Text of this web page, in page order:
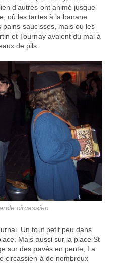
d’autres ont animé jusque
où les tartes à la banane
saucisses, mais où les
et Tournay avaient du mal à
de pils.
circassien
Un tout petit peu dans
Mais aussi sur la place St
sur des pavés en pente, La
circassien à de nombreux